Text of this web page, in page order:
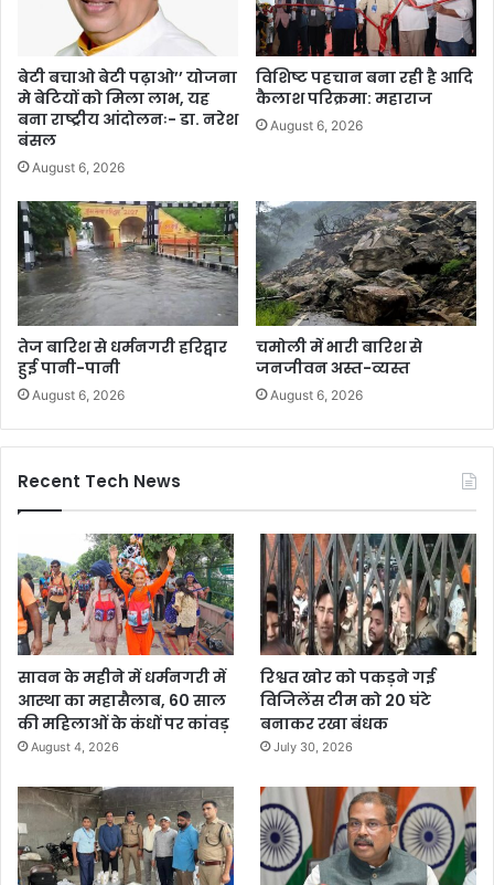
बेटी बचाओ बेटी पढ़ाओ’’ योजना
मे बेटियों को मिला लाभ, यह
बना राष्ट्रीय आंदोलनः- डा. नरेश
बंसल
August 6, 2026
विशिष्ट पहचान बना रही है आदि
कैलाश परिक्रमा: महाराज
August 6, 2026
तेज बारिश से धर्मनगरी हरिद्वार
हुई पानी-पानी
August 6, 2026
चमोली में भारी बारिश से
जनजीवन अस्त-व्यस्त
August 6, 2026
Recent Tech News
सावन के महीने में धर्मनगरी में
आस्था का महासैलाब, 60 साल
की महिलाओं के कंधों पर कांवड़
August 4, 2026
रिश्वत खोर को पकड़ने गई
विजिलेंस टीम को 20 घंटे
बनाकर रखा बंधक
July 30, 2026